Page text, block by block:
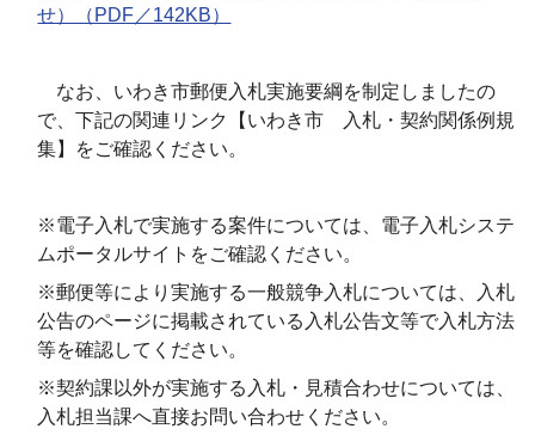
せ）（PDF／142KB）
なお、いわき市郵便入札実施要綱を制定しましたの
で、下記の関連リンク【いわき市 入札・契約関係例規
集】をご確認ください。
※電子入札で実施する案件については、電子入札システ
ムポータルサイトをご確認ください。
※郵便等により実施する一般競争入札については、
入札
公告のページに掲載されている入札公告文等で入札方法
等を確認してください。
※契約課以外が実施する入札・見積合わせについては、
入札担当課へ直接お問い合わせください。